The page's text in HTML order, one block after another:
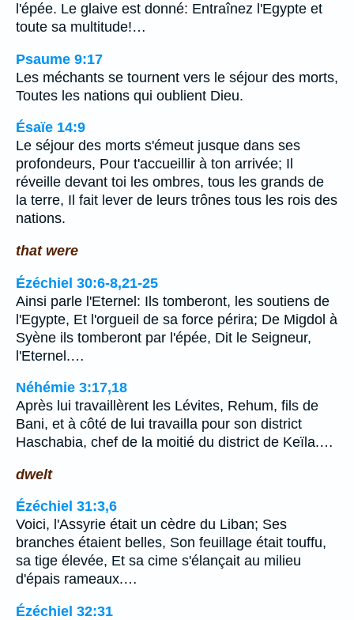
l'épée. Le glaive est donné: Entraînez l'Egypte et
toute sa multitude!…
Psaume 9:17
Les méchants se tournent vers le séjour des morts,
Toutes les nations qui oublient Dieu.
Ésaïe 14:9
Le séjour des morts s'émeut jusque dans ses
profondeurs, Pour t'accueillir à ton arrivée; Il
réveille devant toi les ombres, tous les grands de
la terre, Il fait lever de leurs trônes tous les rois des
nations.
that were
Ézéchiel 30:6-8,21-25
Ainsi parle l'Eternel: Ils tomberont, les soutiens de
l'Egypte, Et l'orgueil de sa force périra; De Migdol à
Syène ils tomberont par l'épée, Dit le Seigneur,
l'Eternel.…
Néhémie 3:17,18
Après lui travaillèrent les Lévites, Rehum, fils de
Bani, et à côté de lui travailla pour son district
Haschabia, chef de la moitié du district de Keïla.…
dwelt
Ézéchiel 31:3,6
Voici, l'Assyrie était un cèdre du Liban; Ses
branches étaient belles, Son feuillage était touffu,
sa tige élevée, Et sa cime s'élançait au milieu
d'épais rameaux.…
Ézéchiel 32:31